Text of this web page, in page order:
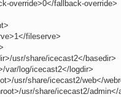
override>0</fallback-override>
fileserve>
usr/share/icecast2</basedir>
var/log/icecast2</logdir>
usr/share/icecast2/web</
usr/share/icecast2/admin</